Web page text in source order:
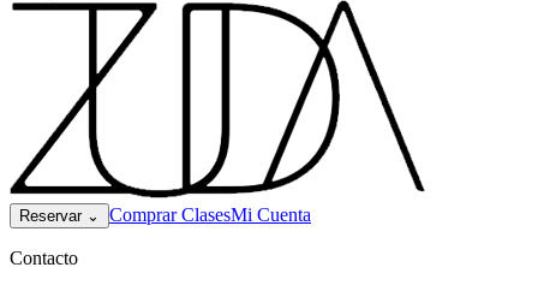
Reservar ⌄ Comprar ClasesMi Cuenta
Contacto